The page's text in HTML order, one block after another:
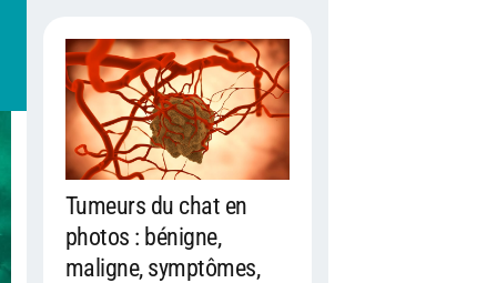
Tumeurs du chat en
photos : bénigne,
maligne, symptômes,